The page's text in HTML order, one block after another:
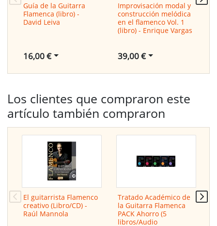
Guía de la Guitarra
Flamenca (libro) -
David Leiva
16,00 €
Improvisación modal y
construcción melódica
en el flamenco Vol. 1
(libro) - Enrique Vargas
39,00 €
Los clientes que compraron este
artículo también compraron
El guitarrista Flamenco
creativo (Libro/CD) -
Raúl Mannola
Tratado Académico de
la Guitarra Flamenca
PACK Ahorro (5
libros/Audio